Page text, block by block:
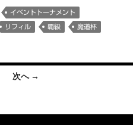
イベントトーナメント
リフィル 覇級 魔道杯
次へ →